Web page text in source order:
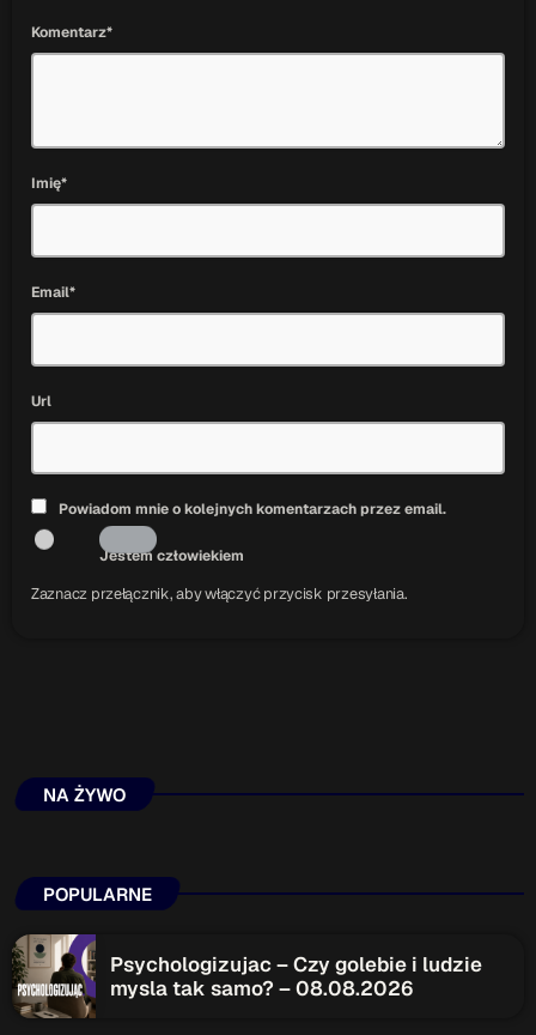
Komentarz*
Imię*
Email*
Url
Powiadom mnie o kolejnych komentarzach przez email.
Jestem człowiekiem
Zaznacz przełącznik, aby włączyć przycisk przesyłania.
NA ŻYWO
POPULARNE
Psychologizujac – Czy golebie i ludzie
mysla tak samo? – 08.08.2026